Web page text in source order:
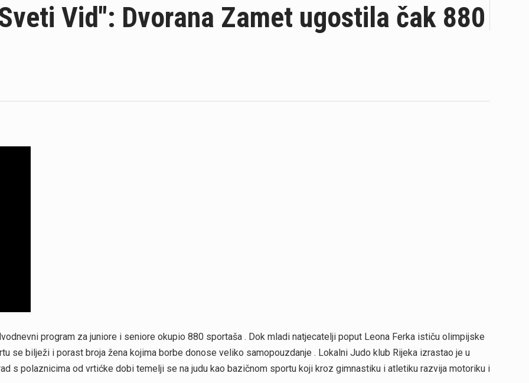
Vid": Dvorana Zamet ugostila čak 880
program za juniore i seniore okupio 880 sportaša . Dok mladi natjecatelji poput Leona Ferka ističu olimpijske
se bilježi i porast broja žena kojima borbe donose veliko samopouzdanje . Lokalni Judo klub Rijeka izrastao je u
s polaznicima od vrtićke dobi temelji se na judu kao bazičnom sportu koji kroz gimnastiku i atletiku razvija motoriku i